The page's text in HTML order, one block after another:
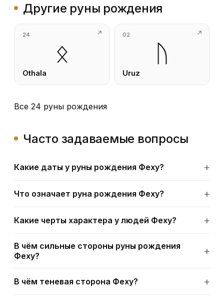
Другие руны рождения
24
ᛟ
Othala
02
ᚢ
Uruz
Все 24 руны рождения
Часто задаваемые вопросы
Какие даты у руны рождения Феху?
Что означает руна рождения Феху?
Какие черты характера у людей Феху?
В чём сильные стороны руны рождения
Феху?
В чём теневая сторона Феху?